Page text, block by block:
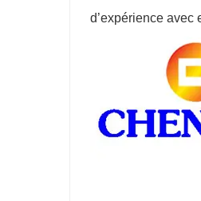
d’expérience avec